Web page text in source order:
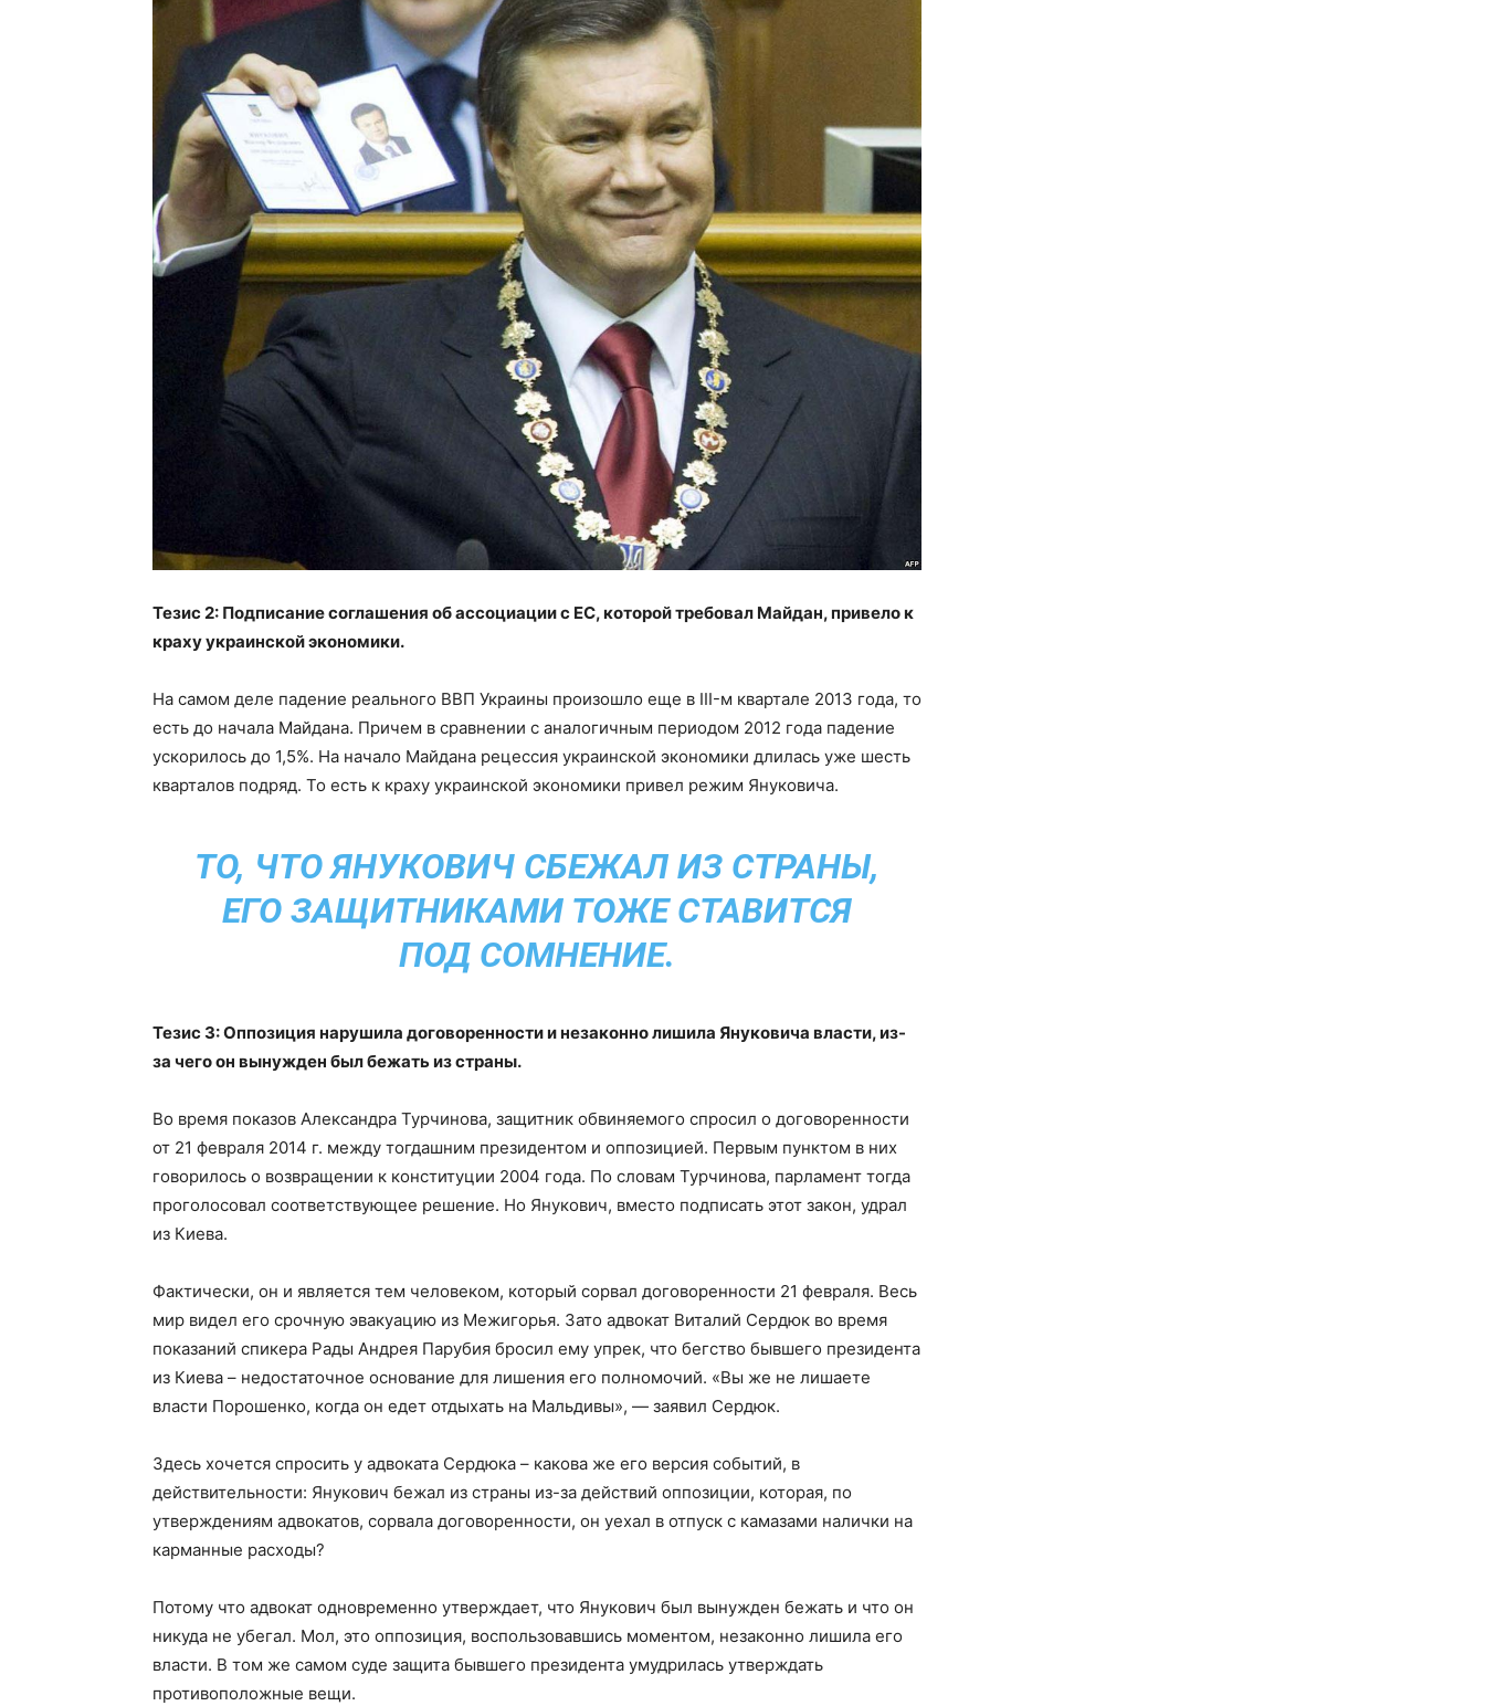
Тезис 2: Подписание соглашения об ассоциации с ЕС, которой требовал Майдан, привело к
краху украинской экономики.
На самом деле падение реального ВВП Украины произошло еще в III-м квартале 2013 года, то
есть до начала Майдана. Причем в сравнении с аналогичным периодом 2012 года падение
ускорилось до 1,5%. На начало Майдана рецессия украинской экономики длилась уже шесть
кварталов подряд. То есть к краху украинской экономики привел режим Януковича.
ТО, ЧТО ЯНУКОВИЧ СБЕЖАЛ ИЗ СТРАНЫ,
ЕГО ЗАЩИТНИКАМИ ТОЖЕ СТАВИТСЯ
ПОД СОМНЕНИЕ.
Тезис 3: Оппозиция нарушила договоренности и незаконно лишила Януковича власти, из-
за чего он вынужден был бежать из страны.
Во время показов Александра Турчинова, защитник обвиняемого спросил о договоренности
от 21 февраля 2014 г. между тогдашним президентом и оппозицией. Первым пунктом в них
говорилось о возвращении к конституции 2004 года. По словам Турчинова, парламент тогда
проголосовал соответствующее решение. Но Янукович, вместо подписать этот закон, удрал
из Киева.
Фактически, он и является тем человеком, который сорвал договоренности 21 февраля. Весь
мир видел его срочную эвакуацию из Межигорья. Зато адвокат Виталий Сердюк во время
показаний спикера Рады Андрея Парубия бросил ему упрек, что бегство бывшего президента
из Киева – недостаточное основание для лишения его полномочий. «Вы же не лишаете
власти Порошенко, когда он едет отдыхать на Мальдивы», — заявил Сердюк.
Здесь хочется спросить у адвоката Сердюка – какова же его версия событий, в
действительности: Янукович бежал из страны из-за действий оппозиции, которая, по
утверждениям адвокатов, сорвала договоренности, он уехал в отпуск с камазами налички на
карманные расходы?
Потому что адвокат одновременно утверждает, что Янукович был вынужден бежать и что он
никуда не убегал. Мол, это оппозиция, воспользовавшись моментом, незаконно лишила его
власти. В том же самом суде защита бывшего президента умудрилась утверждать
противоположные вещи.